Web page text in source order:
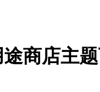
途商店主